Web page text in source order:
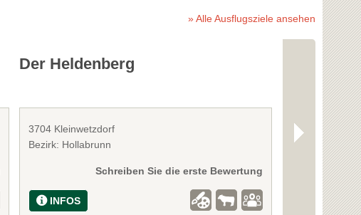
» Alle Ausflugsziele ansehen
Der Heldenberg
3704 Kleinwetzdorf
Bezirk: Hollabrunn
Schreiben Sie die erste Bewertung
INFOS
Egon
3430 Tulln
Bezirk: Tulln
INFOS